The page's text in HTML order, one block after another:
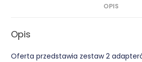
OPIS
Opis
Oferta przedstawia zestaw 2